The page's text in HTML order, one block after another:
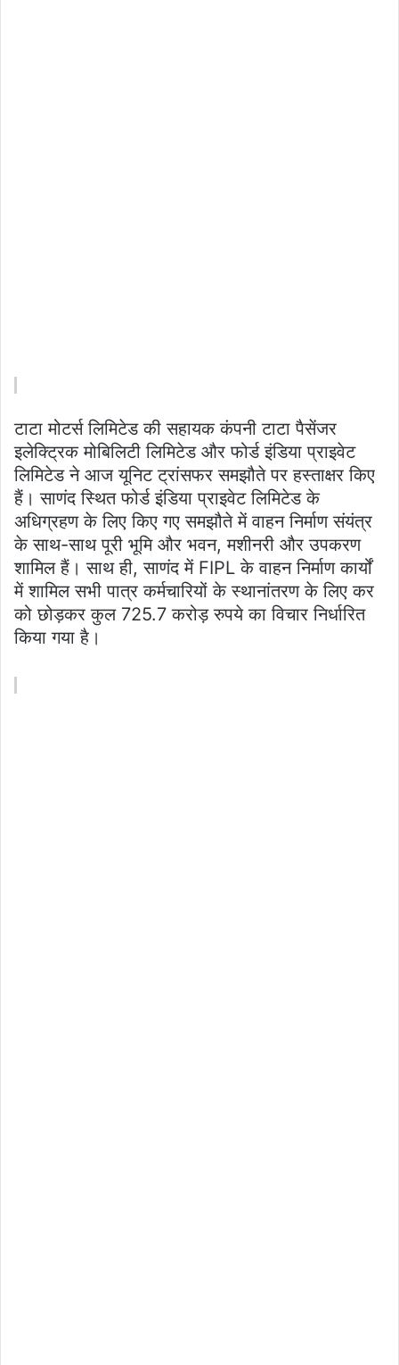
टाटा मोटर्स लिमिटेड की सहायक कंपनी टाटा पैसेंजर
इलेक्ट्रिक मोबिलिटी लिमिटेड और फोर्ड इंडिया प्राइवेट
लिमिटेड ने आज यूनिट ट्रांसफर समझौते पर हस्ताक्षर किए
हैं। साणंद स्थित फोर्ड इंडिया प्राइवेट लिमिटेड के
अधिग्रहण के लिए किए गए समझौते में वाहन निर्माण संयंत्र
के साथ-साथ पूरी भूमि और भवन, मशीनरी और उपकरण
शामिल हैं। साथ ही, साणंद में FIPL के वाहन निर्माण कार्यों
में शामिल सभी पात्र कर्मचारियों के स्थानांतरण के लिए कर
को छोड़कर कुल 725.7 करोड़ रुपये का विचार निर्धारित
किया गया है।